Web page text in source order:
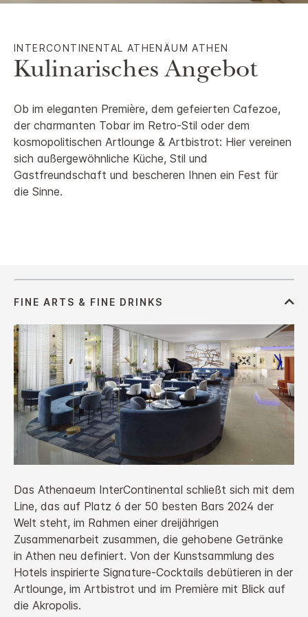
INTERCONTINENTAL ATHENÄUM ATHEN
Kulinarisches Angebot
Ob im eleganten Première, dem gefeierten Cafezoe,
der charmanten Tobar im Retro-Stil oder dem
kosmopolitischen Artlounge & Artbistrot: Hier vereinen
sich außergewöhnliche Küche, Stil und
Gastfreundschaft und bescheren Ihnen ein Fest für
die Sinne.
Das Athenaeum InterContinental schließt sich mit dem
Line, das auf Platz 6 der 50 besten Bars 2024 der
Welt steht, im Rahmen einer dreijährigen
Zusammenarbeit zusammen, die gehobene Getränke
in Athen neu definiert. Von der Kunstsammlung des
Hotels inspirierte Signature-Cocktails debütieren in der
Artlounge, im Artbistrot und im Première mit Blick auf
die Akropolis.